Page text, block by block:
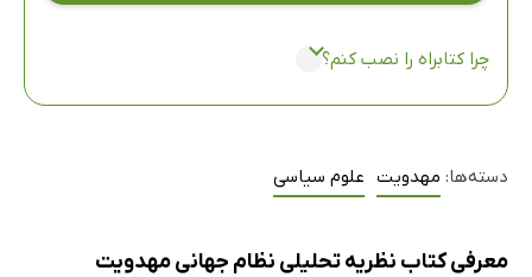
چرا کتابراه را نصب کنم؟
دسته‌ها: مهدویت علوم سیاسی
معرفی کتاب نظریه تحلیلی نظام جهانی مهدویت